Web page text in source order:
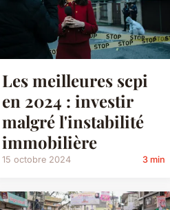
Les meilleures scpi
en 2024 : investir
malgré l'instabilité
immobilière
15 octobre 2024 3 min